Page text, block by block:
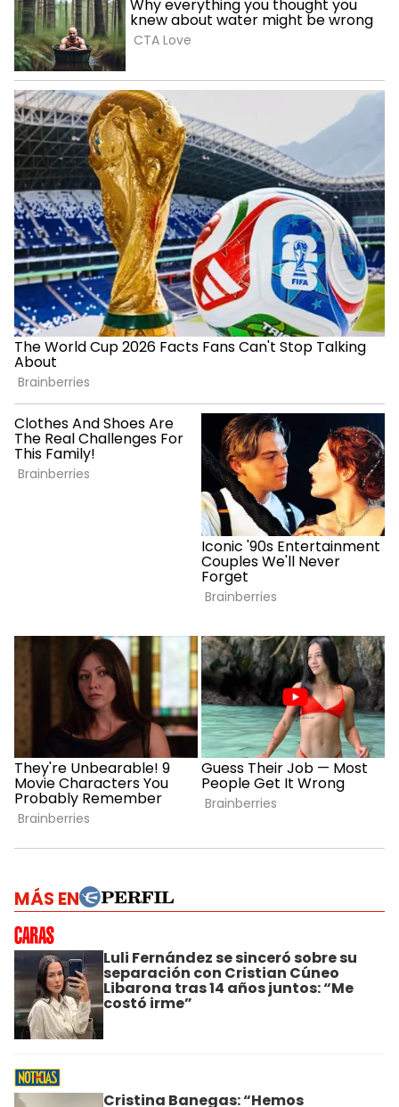
MÁS EN
Luli Fernández se sinceró sobre su
separación con Cristian Cúneo
Libarona tras 14 años juntos: “Me
costó irme”
Cristina Banegas: “Hemos